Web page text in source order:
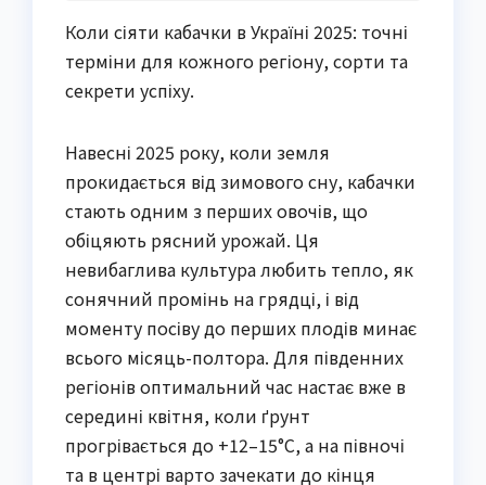
Коли сіяти кабачки в Україні 2025: точні
терміни для кожного регіону, сорти та
секрети успіху.
Навесні 2025 року, коли земля
прокидається від зимового сну, кабачки
стають одним з перших овочів, що
обіцяють рясний урожай. Ця
невибаглива культура любить тепло, як
сонячний промінь на грядці, і від
моменту посіву до перших плодів минає
всього місяць-полтора. Для південних
регіонів оптимальний час настає вже в
середині квітня, коли ґрунт
прогрівається до +12–15°C, а на півночі
та в центрі варто зачекати до кінця